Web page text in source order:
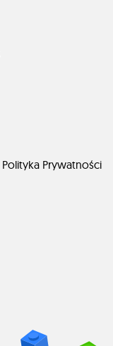
Polityka Prywatności